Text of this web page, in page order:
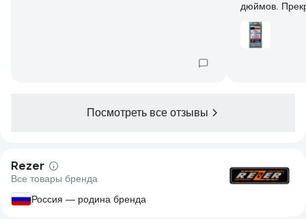
дюймов.
Посмотреть все отзывы
Rezer
Все товары бренда
Россия — родина бренда